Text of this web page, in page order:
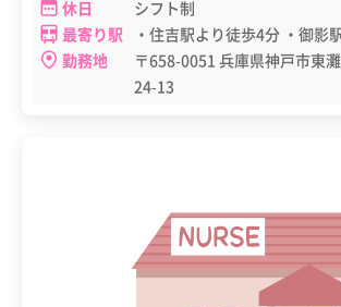
休日
シフト制
最寄り駅
・住吉駅より徒歩4分 ・御影
勤務地
〒658-0051 兵庫県神戸市東
24-13